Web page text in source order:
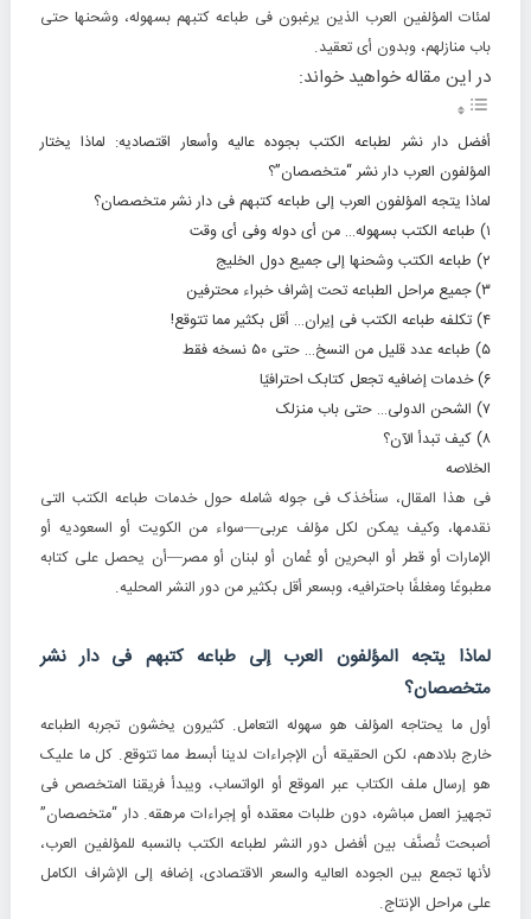
لمئات المؤلفین العرب الذین یرغبون فی طباعه کتبهم بسهوله، وشحنها حتى
باب منازلهم، وبدون أی تعقید.
در این مقاله خواهید خواند:
أفضل دار نشر لطباعه الکتب بجوده عالیه وأسعار اقتصادیه: لماذا یختار
المؤلفون العرب دار نشر “متخصصان”؟
لماذا یتجه المؤلفون العرب إلى طباعه کتبهم فی دار نشر متخصصان؟
۱) طباعه الکتب بسهوله… من أی دوله وفی أی وقت
۲) طباعه الکتب وشحنها إلى جمیع دول الخلیج
۳) جمیع مراحل الطباعه تحت إشراف خبراء محترفین
۴) تکلفه طباعه الکتب فی إیران… أقل بکثیر مما تتوقع!
۵) طباعه عدد قلیل من النسخ… حتى ۵۰ نسخه فقط
۶) خدمات إضافیه تجعل کتابک احترافیًا
۷) الشحن الدولی… حتى باب منزلک
۸) کیف تبدأ الآن؟
الخلاصه
فی هذا المقال، سنأخذک فی جوله شامله حول خدمات طباعه الکتب التی
نقدمها، وکیف یمکن لکل مؤلف عربی—سواء من الکویت أو السعودیه أو
الإمارات أو قطر أو البحرین أو عُمان أو لبنان أو مصر—أن یحصل على کتابه
مطبوعًا ومغلفًا باحترافیه، وبسعر أقل بکثیر من دور النشر المحلیه.
لماذا یتجه المؤلفون العرب إلى طباعه کتبهم فی دار نشر
متخصصان؟
أول ما یحتاجه المؤلف هو سهوله التعامل. کثیرون یخشون تجربه الطباعه
خارج بلادهم، لکن الحقیقه أن الإجراءات لدینا أبسط مما تتوقع. کل ما علیک
هو إرسال ملف الکتاب عبر الموقع أو الواتساب، ویبدأ فریقنا المتخصص فی
تجهیز العمل مباشره، دون طلبات معقده أو إجراءات مرهقه. دار “متخصصان”
أصبحت تُصنَّف بین أفضل دور النشر لطباعه الکتب بالنسبه للمؤلفین العرب،
لأنها تجمع بین الجوده العالیه والسعر الاقتصادی، إضافه إلى الإشراف الکامل
على مراحل الإنتاج.